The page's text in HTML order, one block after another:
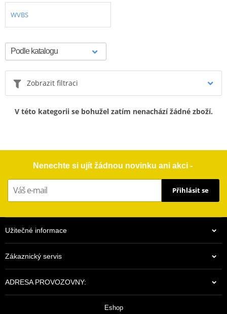
WVBS
Zobrazit filtraci
V této kategorii se bohužel zatím nenachází žádné zboží.
Nenechte si ujít žádnou novinku ani akci -
Přihlásit se
Užitečné informace
Zákaznický servis
ADRESA PROVOZOVNY:
Eshop